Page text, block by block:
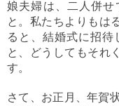
娘夫婦は、二人併せ
と。私たちよりもは
ると、結婚式に招待
と、どうしてもそれ
す。
さて、お正月、年賀